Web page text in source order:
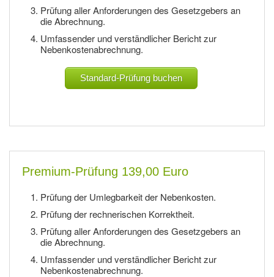
Prüfung aller Anforderungen des Gesetzgebers an
die Abrechnung.
Umfassender und verständlicher Bericht zur
Nebenkostenabrechnung.
Standard-Prüfung buchen
Premium-Prüfung 139,00 Euro
Prüfung der Umlegbarkeit der Nebenkosten.
Prüfung der rechnerischen Korrektheit.
Prüfung aller Anforderungen des Gesetzgebers an
die Abrechnung.
Umfassender und verständlicher Bericht zur
Nebenkostenabrechnung.